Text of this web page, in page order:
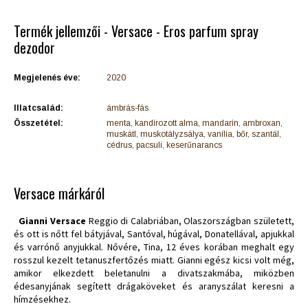
Termék jellemzői - Versace - Eros parfum spray
dezodor
Megjelenés éve: 2020
Illatcsalád:
ámbrás-fás
Összetétel:
menta, kandírozott alma, mandarin, ambroxan,
muskátl, muskotályzsálya, vanília, bőr, szantál,
cédrus, pacsuli, keserűnarancs
Versace márkáról
Gianni Versace Reggio di Calabriában, Olaszországban született,
és ott is nőtt fel bátyjával, Santóval, húgával, Donatellával, apjukkal
és varrónő anyjukkal. Nővére, Tina, 12 éves korában meghalt egy
rosszul kezelt tetanuszfertőzés miatt. Gianni egész kicsi volt még,
amikor elkezdett beletanulni a divatszakmába, miközben
édesanyjának segített drágaköveket és aranyszálat keresni a
hímzésekhez.